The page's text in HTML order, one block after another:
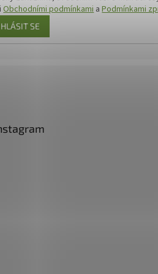
Obchodními podmínkami aPodmínkami
SE